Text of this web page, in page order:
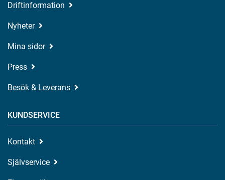
Driftinformation
Nyheter
Mina sidor
Press
Besök & Leverans
KUNDSERVICE
Kontakt
Självservice